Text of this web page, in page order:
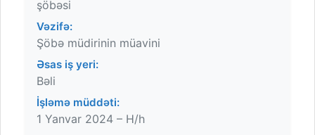
şöbəsi
Vəzifə:
Şöbə müdirinin müavini
Əsas iş yeri:
Bəli
İşləmə müddəti:
1 Yanvar 2024 – H/h